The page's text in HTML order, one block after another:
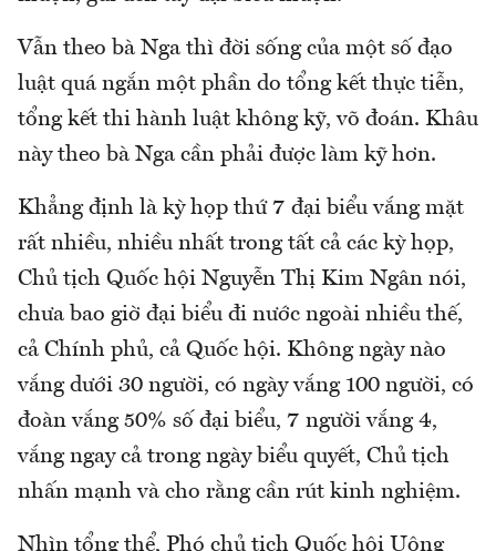
Vẫn theo bà Nga thì đời sống của một số đạo
luật quá ngắn một phần do tổng kết thực tiễn,
tổng kết thi hành luật không kỹ, võ đoán. Khâu
này theo bà Nga cần phải được làm kỹ hơn.
Khẳng định là kỳ họp thứ 7 đại biểu vắng mặt
rất nhiều, nhiều nhất trong tất cả các kỳ họp,
Chủ tịch Quốc hội Nguyễn Thị Kim Ngân nói,
chưa bao giờ đại biểu đi nước ngoài nhiều thế,
cả Chính phủ, cả Quốc hội. Không ngày nào
vắng dưới 30 người, có ngày vắng 100 người, có
đoàn vắng 50% số đại biểu, 7 người vắng 4,
vắng ngay cả trong ngày biểu quyết, Chủ tịch
nhấn mạnh và cho rằng cần rút kinh nghiệm.
Nhìn tổng thể, Phó chủ tịch Quốc hội Uông